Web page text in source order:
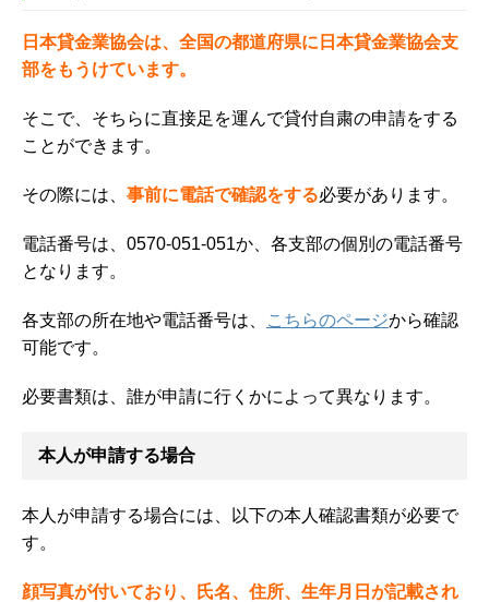
日本貸金業協会は、全国の都道府県に 日本貸金業協会支
部をもうけています。
そこで、そちらに直接足を運んで貸付自粛の申請をする
ことができます。
その際には、 事前に電話で確認をする必要があります。
電話番号は、0570-051-051か、各支部の個別の電話番号
となります。
各支部の所在地や電話番号は、 こちらのページから確認
可能です。
必要書類は、誰が申請に行くかによって異なります。
本人が申請する場合
本人が申請する場合には、以下の本人確認書類が必要で
す。
顔写真が付いており、氏名、住所、生年月日が記載され